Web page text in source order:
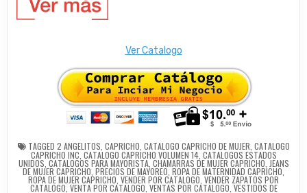
Ver Catalogo
TAGGED 2 ANGELITOS CAPRICHO CATALOGO CAPRICHO DE MUJER CATALOGO
CAPRICHO INC CATALOGO CAPRICHO VOLUMEN 14, CATALOGOS ESTADOS
UNIDOS CATALOGOS PARA MAYORISTA, CHAMARRAS DE MUJER CAPRICHO JEANS
DE MUJER CAPRICHO PRECIOS DE MAYOREO ROPA DE MATERNIDAD CAPRICHO
ROPA DE MUJER CAPRICHO VENDER POR CATALOGO VENDER ZAPATOS POR
CATALOGO VENTA POR CATALOGO VENTAS POR CATALOGO VESTIDOS DE